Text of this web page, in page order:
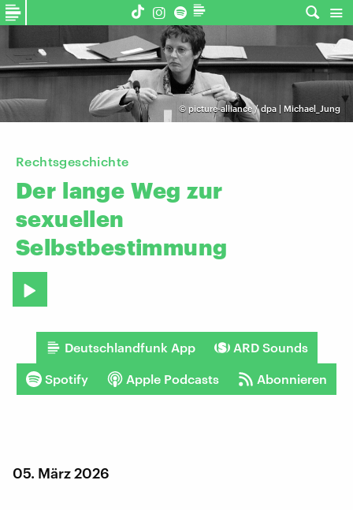
© picture-alliance / dpa | Michael_Jung
Rechtsgeschichte
Der lange Weg zur
sexuellen
Selbstbestimmung
Deutschlandfunk App ARD Sounds
Spotify Apple Podcasts Abonnieren
05. März 2026